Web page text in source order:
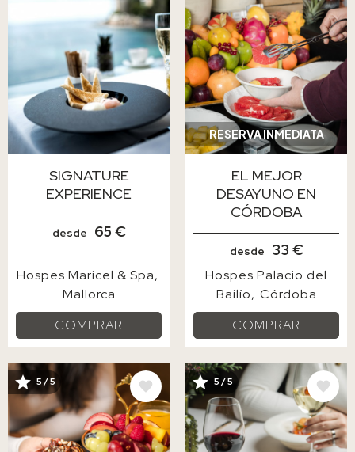
SIGNATURE
EXPERIENCE
desde 65 €
Hospes Maricel & Spa
Mallorca
COMPRAR
RESERVA INMEDIATA
EL MEJOR
DESAYUNO EN
CÓRDOBA
desde 33 €
Hospes Palacio del
Bailío
Córdoba
COMPRAR
IMAGE
5 / 5 IMAGE
5 / 5